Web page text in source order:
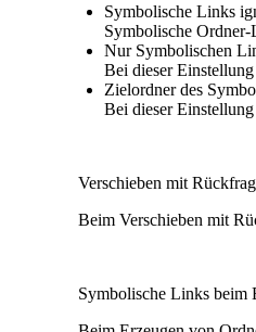
Symbolische Links
Symbolische
Nur Symbolischen
Bei dieser
Zielordner des
Bei dieser
Verschieben mit
Beim Verschieben mit
Symbolische Links beim